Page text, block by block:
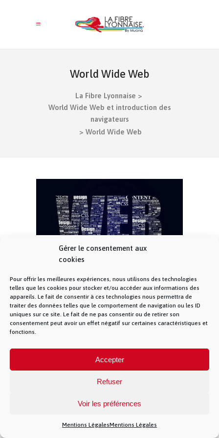
Gérer le consentement aux
cookies
Pour offrir les meilleures expériences, nous utilisons des technologies
telles que les cookies pour stocker et/ou accéder aux informations des
appareils. Le fait de consentir à ces technologies nous permettra de
traiter des données telles que le comportement de navigation ou les ID
uniques sur ce site. Le fait de ne pas consentir ou de retirer son
consentement peut avoir un effet négatif sur certaines caractéristiques et
fonctions.
Accepter
Refuser
Voir les préférences
Mentions LégalesMentions Légales
World Wide Web
La Fibre Lyonnaise >
World Wide Web et introduction des
navigateurs
> World Wide Web
© La Fibre Lyonnaise – Mentions Légales– 5
allée des chevreuils – 69380 Lissieu – 04 28 28 28
Contact
– La Fibre Lyonnaise est une